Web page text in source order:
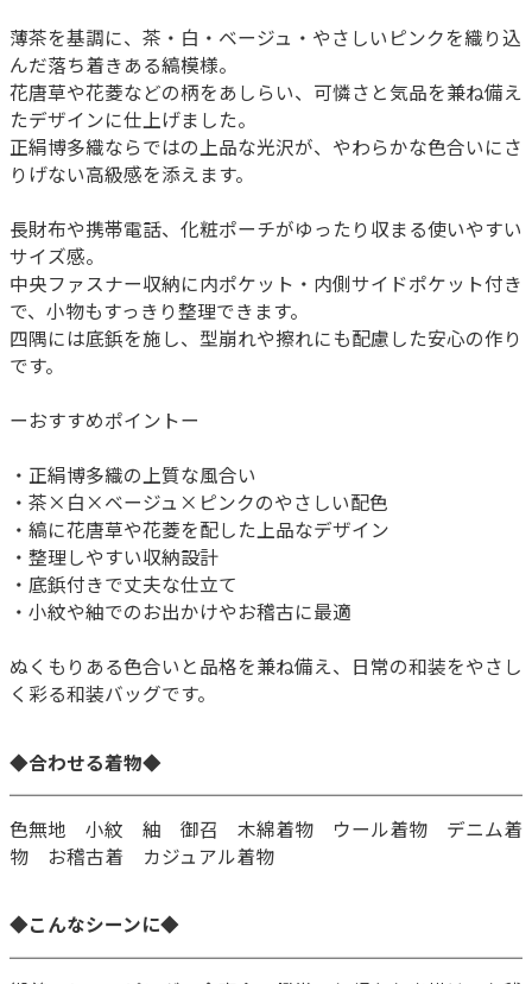
薄茶を基調に、茶・白・ベージュ・やさしいピンクを織り込
んだ落ち着きある縞模様。
花唐草や花菱などの柄をあしらい、可憐さと気品を兼ね備え
たデザインに仕上げました。
正絹博多織ならではの上品な光沢が、やわらかな色合いにさ
りげない高級感を添えます。
長財布や携帯電話、化粧ポーチがゆったり収まる使いやすい
サイズ感。
中央ファスナー収納に内ポケット・内側サイドポケット付き
で、小物もすっきり整理できます。
四隅には底鋲を施し、型崩れや擦れにも配慮した安心の作り
です。
ーおすすめポイントー
・正絹博多織の上質な風合い
・茶×白×ベージュ×ピンクのやさしい配色
・縞に花唐草や花菱を配した上品なデザイン
・整理しやすい収納設計
・底鋲付きで丈夫な仕立て
・小紋や紬でのお出かけやお稽古に最適
ぬくもりある色合いと品格を兼ね備え、日常の和装をやさし
く彩る和装バッグです。
◆合わせる着物◆
色無地 小紋 紬 御召 木綿着物 ウール着物 デニム着
物 お稽古着 カジュアル着物
◆こんなシーンに◆